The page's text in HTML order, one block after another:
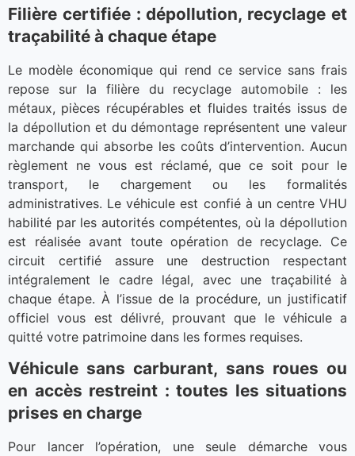
Filière certifiée : dépollution, recyclage et
traçabilité à chaque étape
Le modèle économique qui rend ce service sans frais
repose sur la filière du recyclage automobile : les
métaux, pièces récupérables et fluides traités issus de
la dépollution et du démontage représentent une valeur
marchande qui absorbe les coûts d’intervention. Aucun
règlement ne vous est réclamé, que ce soit pour le
transport, le chargement ou les formalités
administratives. Le véhicule est confié à un centre VHU
habilité par les autorités compétentes, où la dépollution
est réalisée avant toute opération de recyclage. Ce
circuit certifié assure une destruction respectant
intégralement le cadre légal, avec une traçabilité à
chaque étape. À l’issue de la procédure, un justificatif
officiel vous est délivré, prouvant que le véhicule a
quitté votre patrimoine dans les formes requises.
Véhicule sans carburant, sans roues ou
en accès restreint : toutes les situations
prises en charge
Pour lancer l’opération, une seule démarche vous